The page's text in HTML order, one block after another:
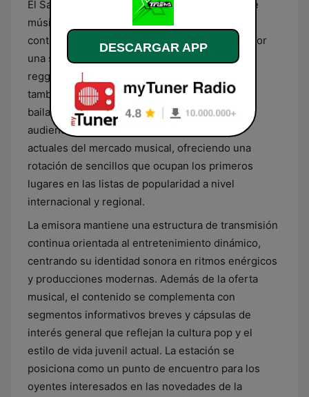
El Salvador que se especializa en la difusión de
música urbana y éxitos comerciales
contemporáneos. Su programación se define por
una selección constante de géneros como el
reggaetón, el trap y el pop latino, integrando
también elementos de la música electrónica
bailable. El formato está diseñado para una
audiencia que sigue de cerca las tendencias
actuales del mercado musical, ofreciendo una
rotación de sencillos que ocupan los primeros
lugares en las listas de popularidad a nivel
internacional y regional.
La emisora mantiene una estructura de transmisión
continua orientada al entretenimiento dinámico,
centrando su identidad sonora en ritmos enérgicos
y producciones modernas. Además de la oferta
musical, el contenido se complementa con
segmentos informativos breves y cápsulas de
interés general que reflejan la cultura pop y el
estilo de vida juvenil actual. La estación se
posiciona como un punto de encuentro para los
oyentes interesados en las novedades de la
DESCARGAR APP